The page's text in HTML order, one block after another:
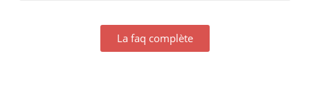
La faq complète